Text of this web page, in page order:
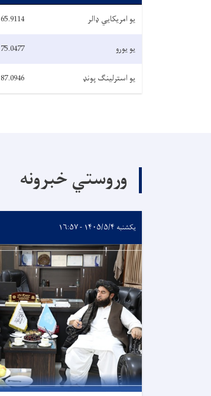
یو امریکایي ډالر 65.9114
یو یورو
75.0477
یو استرلینګ پونډ
87.0946
وروستي خبرونه
یکشنبه ۱۴۰۵/۵/۴ - ۱۶:۵۷